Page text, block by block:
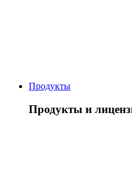
Продукты
Продукты и